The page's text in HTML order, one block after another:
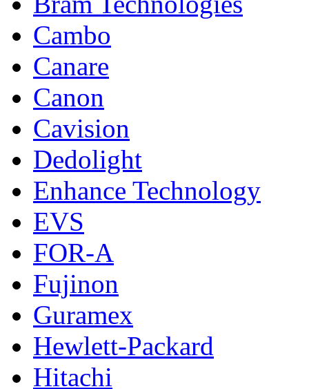
Cambo
Canare
Canon
Cavision
Dedolight
Enhance Technology
EVS
FOR-A
Fujinon
Guramex
Hewlett-Packard
Hitachi